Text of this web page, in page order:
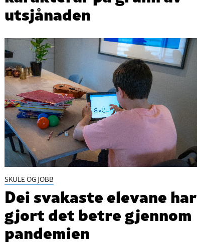
utsjånaden
SKULE OG JOBB
Dei svakaste elevane har
gjort det betre gjennom
pandemien